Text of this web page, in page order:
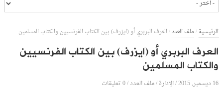
الرئيسية/ملف العدد/العرف البربري أو (ايزرف) بين الكتاب الفرنسيين والكتاب المسلمين
العرف البربري أو (ايزرف) بين الكتاب الفرنسيين
والكتاب المسلمين
16 ديسمبر, 2015 /الإدارة/ملف العدد/0 تعليقات